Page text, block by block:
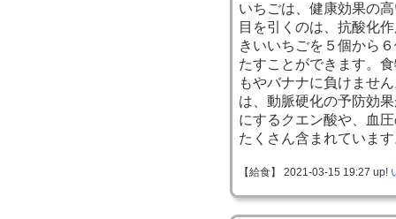
いちごは、健康効果の
目を引くのは、抗酸化
きいいちごを５個から
たすことができます。
もやバナナに負けませ
は、動脈硬化の予防効
にするクエン酸や、血
たくさん含まれていま
【給食】 2021-03-15 19:27 up!